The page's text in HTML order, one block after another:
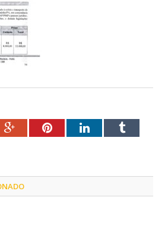
Google+PinterestLinkedInTumblr